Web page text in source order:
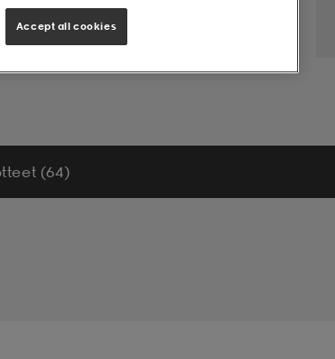
(64)
Accept all cookies